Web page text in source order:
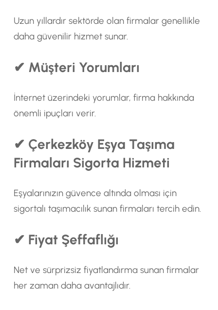
Uzun yıllardır sektörde olan firmalar genellikle
daha güvenilir hizmet sunar.
✔ Müşteri Yorumları
İnternet üzerindeki yorumlar, firma hakkında
önemli ipuçları verir.
✔ Çerkezköy Eşya Taşıma
Firmaları Sigorta Hizmeti
Eşyalarınızın güvence altında olması için
sigortalı taşımacılık sunan firmaları tercih edin.
✔ Fiyat Şeffaflığı
Net ve sürprizsiz fiyatlandırma sunan firmalar
her zaman daha avantajlıdır.